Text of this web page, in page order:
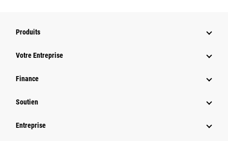
Produits
Votre Entreprise
Finance
Soutien
Entreprise